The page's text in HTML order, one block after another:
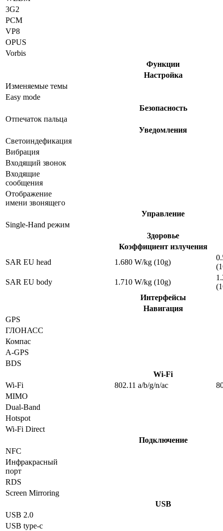
3G2
PCM
VP8
OPUS
Vorbis
Функции
Настройка
Изменяемые темы
Easy mode
Безопасность
Отпечаток пальца
Уведомления
Светоиндефикация
Вибрация
Входящий звонок
Входящие
сообщения
Отображение
имени звонящего
Управление
Single-Hand режим
Здоровье
Коэффициент излучения
SAR EU head
1.680 W/kg (10g)
SAR EU body
1.710 W/kg (10g)
Интерфейсы
Навигация
GPS
ГЛОНАСС
Компас
A-GPS
BDS
Wi-Fi
Wi-Fi
802.11 a/b/g/n/ac
MIMO
Dual-Band
Hotspot
Wi-Fi Direct
Подключение
NFC
Инфракрасный
порт
RDS
Screen Mirroring
USB
USB 2.0
USB type-c